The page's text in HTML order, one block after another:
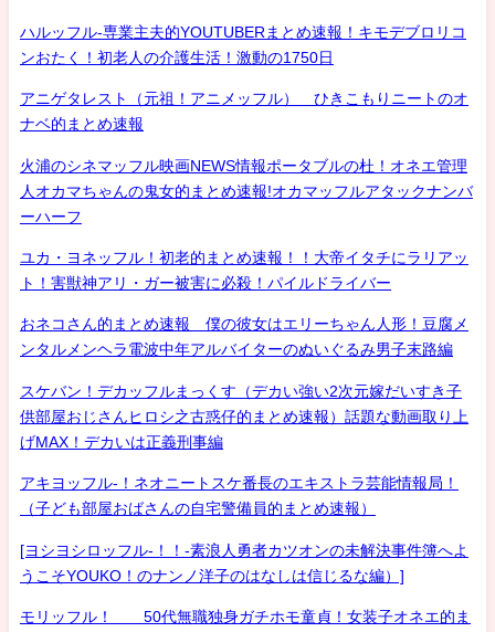
ハルッフル-専業主夫的YOUTUBERまとめ速報！キモデブロリコ
ンおたく！初老人の介護生活！激動の1750日
アニゲタレスト（元祖！アニメッフル） ひきこもりニートのオ
ナベ的まとめ速報
火浦のシネマッフル映画NEWS情報ポータブルの杜！オネエ管理
人オカマちゃんの鬼女的まとめ速報!オカマッフルアタックナンバ
ーハーフ
ユカ・ヨネッフル！初老的まとめ速報！！大帝イタチにラリアッ
ト！害獣神アリ・ガー被害に必殺！パイルドライバー
おネコさん的まとめ速報 僕の彼女はエリーちゃん人形！豆腐メ
ンタルメンヘラ電波中年アルバイターのぬいぐるみ男子末路編
スケバン！デカッフルまっくす（デカい強い2次元嫁だいすき子
供部屋おじさんヒロシ之古惑仔的まとめ速報）話題な動画取り上
げMAX！デカいは正義刑事編
アキヨッフル-！ネオニートスケ番長のエキストラ芸能情報局！
（子ども部屋おばさんの自宅警備員的まとめ速報）
[ヨシヨシロッフル-！！-素浪人勇者カツオンの未解決事件簿へよ
うこそYOUKO！のナンノ洋子のはなしは信じるな編）]
モリッフル！ 50代無職独身ガチホモ童貞！女装子オネエ的ま